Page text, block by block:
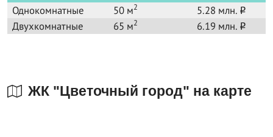
Однокомнатные 50 м2 5.28 млн. o
Двухкомнатные 65 м2 6.19 млн. o
ЖК "Цветочный город" на карте